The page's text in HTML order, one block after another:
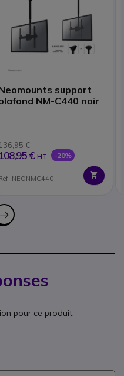
support
NM-C440 noir
€
108,95 € HT -20%
NEONMC440
pour ce produit.